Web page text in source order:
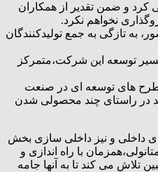
کرد و ضمن تقدیر از همکاران
نخواهم نکرد.
به تازگی به جمع تولیدکنندگان
توسعه این شرکت،متمرکز
طرح های توسعه ای در صنعت
در راستای چند محصولی شدن
داخلی و نیز داخلی سازی بخش
با راه اندازی و
تلاش می کند تا به آنها جامه